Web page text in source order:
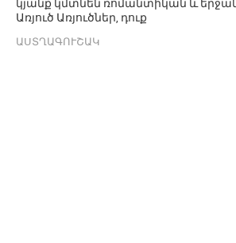
կյանք կմտնեն ռոմանտիկան և
Առյուծ Առյուծներ, դուք
ԱՍՏՂԱԳՈՒՇԱԿ